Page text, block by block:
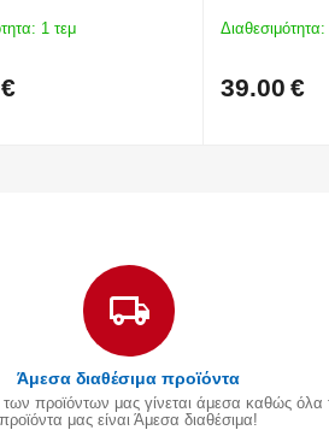
1 τεμ
€
Διαθεσιμότητα:
39.00 €
Άμεσα διαθέσιμα προϊόντα
προϊόντων μας γίνεται άμεσα καθώς όλα
προϊόντα μας είναι Άμεσα διαθέσιμα!